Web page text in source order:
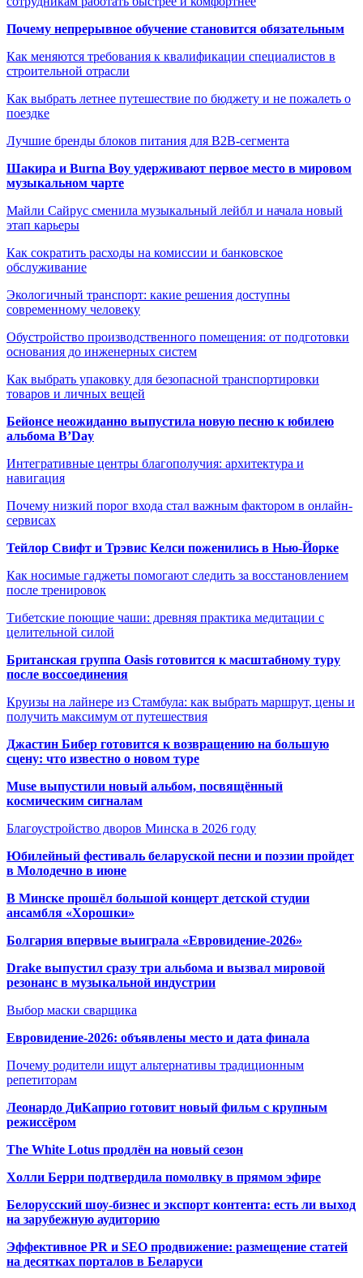
Почему непрерывное обучение становится обязательным
Как меняются требования к квалификации специалистов в
строительной отрасли
Как выбрать летнее путешествие по бюджету и не пожалеть о
поездке
Лучшие бренды блоков питания для B2B-сегмента
Шакира и Burna Boy удерживают первое место в мировом
музыкальном чарте
Майли Сайрус сменила музыкальный лейбл и начала новый
этап карьеры
Как сократить расходы на комиссии и банковское
обслуживание
Экологичный транспорт: какие решения доступны
современному человеку
Обустройство производственного помещения: от подготовки
основания до инженерных систем
Как выбрать упаковку для безопасной транспортировки
товаров и личных вещей
Бейонсе неожиданно выпустила новую песню к юбилею
альбома B’Day
Интегративные центры благополучия: архитектура и
навигация
Почему низкий порог входа стал важным фактором в онлайн-
сервисах
Тейлор Свифт и Трэвис Келси поженились в Нью-Йорке
Как носимые гаджеты помогают следить за восстановлением
после тренировок
Тибетские поющие чаши: древняя практика медитации с
целительной силой
Британская группа Oasis готовится к масштабному туру
после воссоединения
Круизы на лайнере из Стамбула: как выбрать маршрут, цены и
получить максимум от путешествия
Джастин Бибер готовится к возвращению на большую
сцену: что известно о новом туре
Muse выпустили новый альбом, посвящённый
космическим сигналам
Благоустройство дворов Минска в 2026 году
Юбилейный фестиваль беларуской песни и поэзии пройдет
в Молодечно в июне
В Минске прошёл большой концерт детской студии
ансамбля «Хорошки»
Болгария впервые выиграла «Евровидение-2026»
Drake выпустил сразу три альбома и вызвал мировой
резонанс в музыкальной индустрии
Выбор маски сварщика
Евровидение-2026: объявлены место и дата финала
Почему родители ищут альтернативы традиционным
репетиторам
Леонардо ДиКаприо готовит новый фильм с крупным
режиссёром
The White Lotus продлён на новый сезон
Холли Берри подтвердила помолвку в прямом эфире
Белорусский шоу-бизнес и экспорт контента: есть ли выход
на зарубежную аудиторию
Эффективное PR и SEO продвижение: размещение статей
на десятках порталов в Беларуси